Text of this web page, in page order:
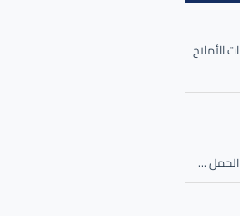
الأملاح
...